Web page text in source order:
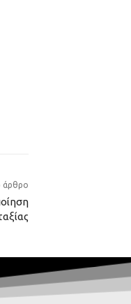
άρθρο